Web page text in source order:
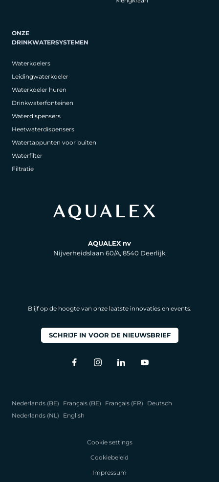
ONZE
DRINKWATERSYSTEMEN
Waterkoelers
Leidingwaterkoeler
Waterkoeler huren
Drinkwaterfonteinen
Waterdispensers
Heetwaterdispensers
Watertappunten voor buiten
Waterfilter
Filtratie
AQUALEX nv
Nijverheidslaan 60/A, 8540 Deerlijk
Blijf op de hoogte van onze laatste innovaties en events.
SCHRIJF IN VOOR DE NIEUWSBRIEF
Nederlands (BE) Français (BE) Français (FR)
Deutsch
Nederlands (NL)
English
Cookie settings
Cookiebeleid
Impressum